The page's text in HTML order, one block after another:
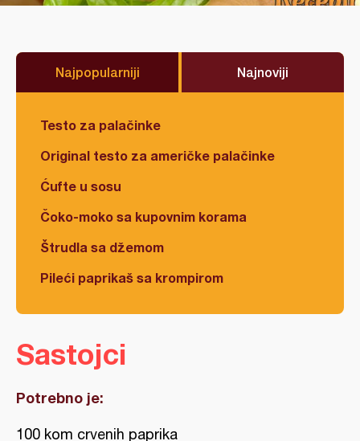
Najpopularniji Najnoviji
Testo za palačinke
Original testo za američke palačinke
Ćufte u sosu
Čoko-moko sa kupovnim korama
Štrudla sa džemom
Pileći paprikaš sa krompirom
Sastojci
Potrebno je:
100 kom crvenih paprika